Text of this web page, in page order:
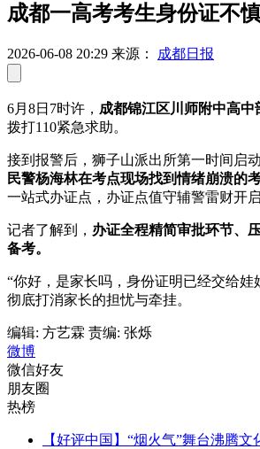
成都一高考考生身份证不
2026-06-08 20:29 来源： 成都日报
6月8日7时许， 成都锦江区川师附中高中
拨打110紧急求助。
接到报警后，狮子山派出所第一时间启动
民警杨海林在考点现场找到情绪崩溃的
一站式办证点，办证点值守辅警雷财开
记者了解到， 办证全程精简审批环节、
备考。
“你好，是家长吗，身份证明已经交给
彻底打消家长的担忧与牵挂。
编辑: 方艺霖 责编: 张烁
微博
微信好友
朋友圈
热榜
【好评中国】“烟火气”舞台沸腾文